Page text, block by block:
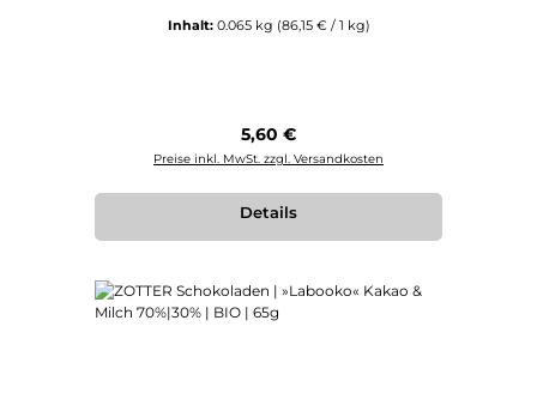
Inhalt: 0.065 kg (86,15 € / 1 kg)
Regulärer Preis:
5,60 €
Preise inkl. MwSt. zzgl. Versandkosten
Details